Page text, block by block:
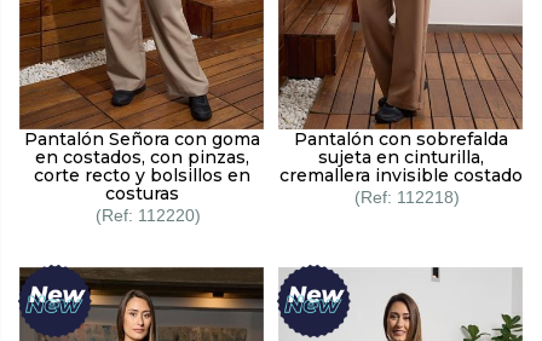
Pantalón Señora con goma
en costados, con pinzas,
corte recto y bolsillos en
costuras
112220
Pantalón con sobrefalda
sujeta en cinturilla,
cremallera invisible costado
112218